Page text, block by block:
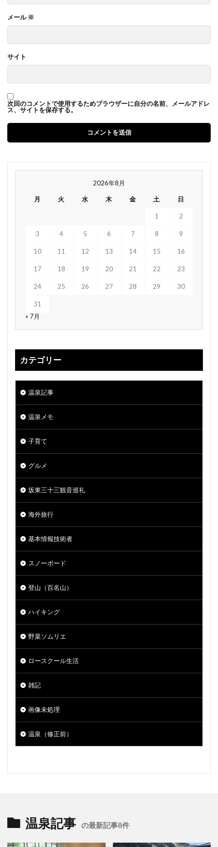
メール ※
サイト
次回のコメントで使用するためブラウザーに自分の名前、メールアドレ
ス、サイトを保存する。
2026年8月
月 火 水 木 金 土 日
1 2
3 4 5 6 7 8 9
10 11 12 13 14 15 16
17 18 19 20 21 22 23
24 25 26 27 28 29 30
31
« 7月
カテゴリー
温泉記事
温泉メモ
子育て
グルメ
坂東三十三観音巡礼
海外旅行
基本情報技術者
スノーボード
登山（百名山）
ハイキング
野菜ソムリエ
ロースクール生活
雑記
画像未処理
温泉（修正前）
温泉記事 の最新記事8件